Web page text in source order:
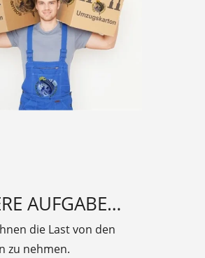
AUFGABE…
die Last von den
zu nehmen.